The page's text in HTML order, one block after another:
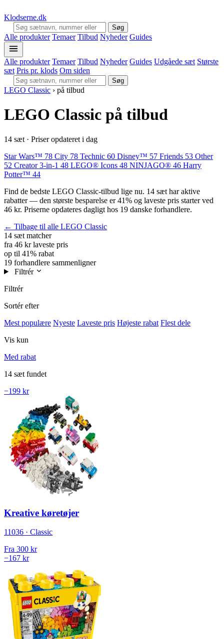
Klodserne.dk
Søg
Alle produkter Temaer Tilbud Nyheder Guides
Alle produkter Temaer Tilbud Nyheder Guides Udgåede sæt Største
sæt Pris pr. klods Om siden
Søg
LEGO Classic › på tilbud
LEGO Classic på tilbud
14 sæt · Priser opdateret i dag
Star Wars™ 78 City 78 Technic 60 Disney™ 57 Friends 53 Other
52 Creator 3-in-1 48 LEGO® Icons 48 NINJAGO® 46 Harry
Potter™ 44
Find de bedste LEGO Classic-tilbud lige nu. 14 sæt har aktive
rabatter — den største besparelse er 41% og laveste pris starter ved
46 kr. Priserne opdateres dagligt hos 19 danske forhandlere.
← Tilbage til alle LEGO Classic
14 sæt matcher
fra 46 kr laveste pris
op til 41% rabat
19 forhandlere sammenligner
Filtrér
Filtrér
Sortér efter
Mest populære Nyeste Laveste pris Højeste rabat Flest dele
Vis kun
Med rabat
14 sæt fundet
−199 kr
Kreative køretøjer
11036 · Classic
Fra 300 kr
−167 kr